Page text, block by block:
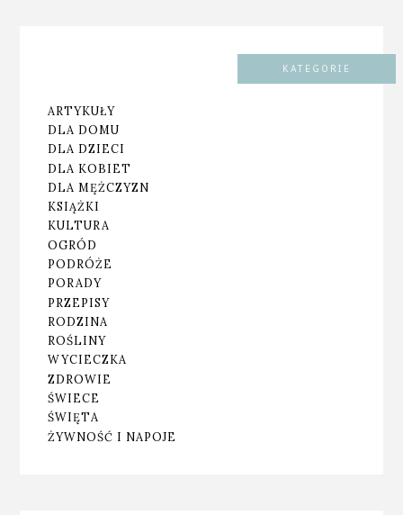
KATEGORIE
ARTYKUŁY
DLA DOMU
DLA DZIECI
DLA KOBIET
DLA MĘŻCZYZN
KSIĄŻKI
KULTURA
OGRÓD
PODRÓŻE
PORADY
PRZEPISY
RODZINA
ROŚLINY
WYCIECZKA
ZDROWIE
ŚWIECE
ŚWIĘTA
ŻYWNOŚĆ I NAPOJE